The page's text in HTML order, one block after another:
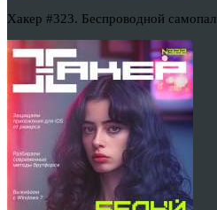
Хакер #323. Беспроводной самопал